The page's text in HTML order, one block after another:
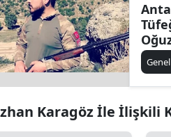
Genel
Karagöz İle İlişkili